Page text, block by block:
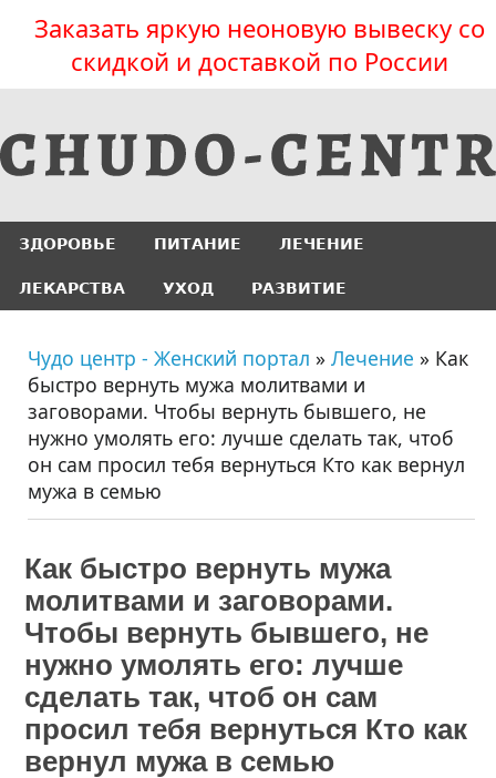
Заказать яркую неоновую вывеску со
скидкой и доставкой по России
ЗДОРОВЬЕ ПИТАНИЕ ЛЕЧЕНИЕ
ЛЕКАРСТВА УХОД РАЗВИТИЕ
Чудо центр - Женский портал » Лечение » Как
быстро вернуть мужа молитвами и
заговорами. Чтобы вернуть бывшего, не
нужно умолять его: лучше сделать так, чтоб
он сам просил тебя вернуться Кто как вернул
мужа в семью
Как быстро вернуть мужа
молитвами и заговорами.
Чтобы вернуть бывшего, не
нужно умолять его: лучше
сделать так, чтоб он сам
просил тебя вернуться Кто как
вернул мужа в семью